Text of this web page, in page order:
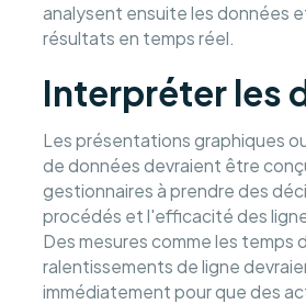
analysent ensuite les données
résultats en temps réel.
Interpréter les
Les présentations graphiques
de données devraient être
gestionnaires à prendre des
procédés et l'efficacité des
Des mesures comme les temps
ralentissements de ligne
immédiatement pour que des